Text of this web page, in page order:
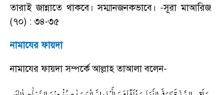
তারাই জান্নাতে থাকবে। সম্মানজনকভাবে। -সূরা মাআরিজ
(৭০) : ৩৪-৩৫
নামাযের ফায়দা
নামাযের ফায়দা সম্পর্কে আল্লাহ তাআলা বলেন-